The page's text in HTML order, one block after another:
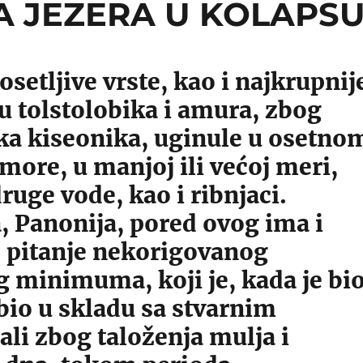
JEZERA U
vrste, kao i
tolstolobika i amura, zbog
kiseonika, uginule u
u manjoj ili većoj meri,
vode, kao i ribnjaci.
Panonija, pored ovog ima i
pitanje nekorigovanog
minimuma, koji je, kada je
u skladu sa stvarnim
zbog taloženja mulja i